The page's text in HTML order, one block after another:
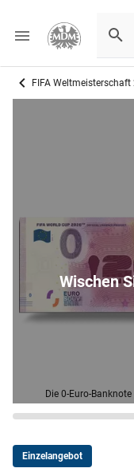
FIFA Weltmeisterschaft
Die 0-Euro-
Wischen
Einzelangebot